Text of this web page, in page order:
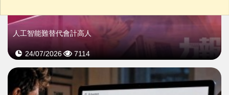
人工智能難替代會計高人
24/07/2026 7114